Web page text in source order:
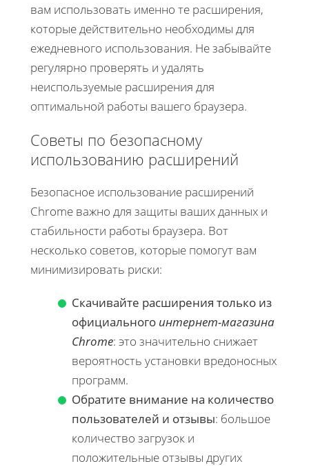
вам использовать именно те расширения,
которые действительно необходимы для
ежедневного использования. Не забывайте
регулярно проверять и удалять
неиспользуемые расширения для
оптимальной работы вашего браузера.
Советы по безопасному
использованию расширений
Безопасное использование расширений
Chrome важно для защиты ваших данных и
стабильности работы браузера. Вот
несколько советов, которые помогут вам
минимизировать риски:
Скачивайте расширения только из
официального интернет-магазина
Chrome: это значительно снижает
вероятность установки вредоносных
программ.
Обратите внимание на количество
пользователей и отзывы: большое
количество загрузок и
положительные отзывы других